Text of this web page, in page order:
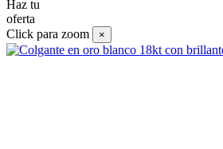
Haz tu
oferta
Click para zoom
×